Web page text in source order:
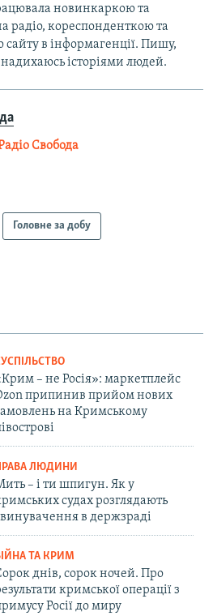
новинкаркою та
радіо, кореспонденткою та
сайту в інформагенції. Пишу,
історіями людей.
Свобода
Головне за добу
– не Росія»: маркетплейс
припинив прийом нових
на Кримському
ЛЮДИНИ
– і ти шпигун. Як у
судах розглядають
в держзраді
ТА КРИМ
днів, сорок ночей. Про
кримської операції з
Росії до миру